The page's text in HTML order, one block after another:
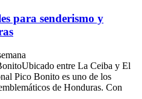
para senderismo y
entre La Ceiba y El
Pico Bonito es uno de los
de Honduras. Con